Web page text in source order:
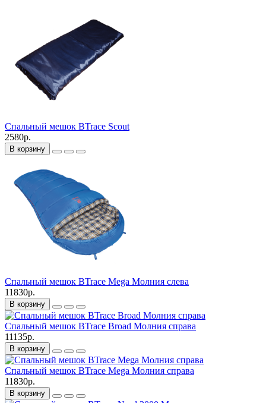
Спальный мешок BTrace Scout
2580р.
В корзину
Спальный мешок BTrace Mega Молния слева
11830р.
В корзину
Спальный мешок BTrace Broad Молния справа
11135р.
В корзину
Спальный мешок BTrace Mega Молния справа
11830р.
В корзину